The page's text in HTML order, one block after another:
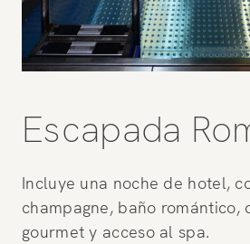
Escapada
Incluye una noche de hotel,
champagne, baño romántico,
gourmet y acceso al spa.